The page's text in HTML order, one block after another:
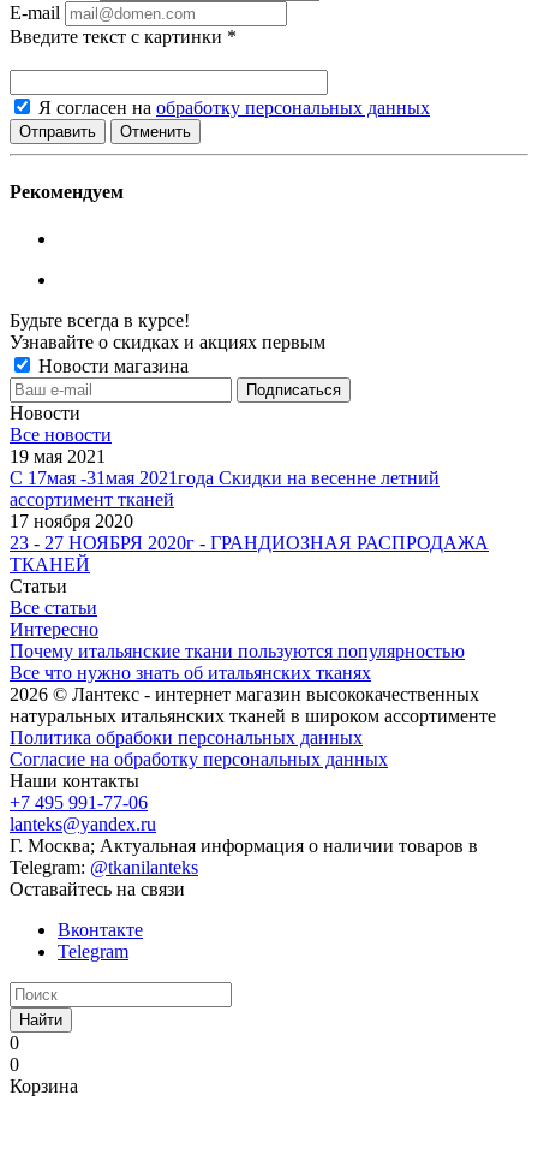
E-mail
Введите текст с картинки *
Я согласен на обработку персональных данных
Отменить
Рекомендуем
Будьте всегда в курсе!
Узнавайте о скидках и акциях первым
Новости магазина
Новости
Все новости
19 мая 2021
С 17мая -31мая 2021года Скидки на весенне летний
ассортимент тканей
17 ноября 2020
23 - 27 НОЯБРЯ 2020г - ГРАНДИОЗНАЯ РАСПРОДАЖА
ТКАНЕЙ
Статьи
Все статьи
Интересно
Почему итальянские ткани пользуются популярностью
Все что нужно знать об итальянских тканях
2026 © Лантекс - интернет магазин высококачественных
натуральных итальянских тканей в широком ассортименте
Политика обрабоки персональных данных
Согласие на обработку персональных данных
Наши контакты
+7 495 991-77-06
lanteks@yandex.ru
Г. Москва; Актуальная информация о наличии товаров в
Telegram: @tkanilanteks
Оставайтесь на связи
Вконтакте
Telegram
Найти
0
0
Корзина